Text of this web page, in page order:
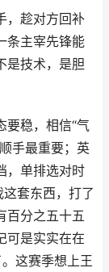
，趁对方回补
条主宰先锋能
是技术，是胆
要稳，相信“气
手最重要；英
，单排选对时
套东西，打了
百分之五十五
可是实实在在
这赛季想上王